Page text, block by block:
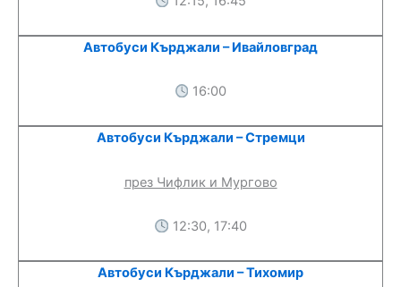
Автобуси Кърджали – Ивайловград
16:00
Автобуси Кърджали – Стремци
през Чифлик и Мургово
12:30, 17:40
Автобуси Кърджали – Тихомир